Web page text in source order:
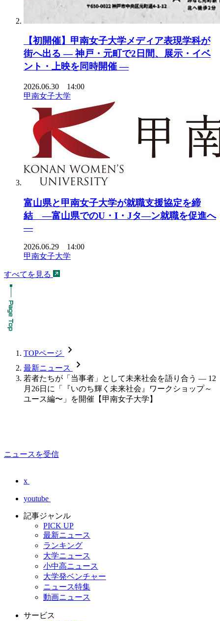
【初開催】甲南女子大学メディア表現学科が
街へ出る ― 神戸・元町で2日間、展示・イベ
ント・上映を同時開催 ―
2026.06.30 14:00
甲南女子大学
富山県と甲南女子大学が就職支援協定を締
結 ―富山県でのU・I・Jタ―ン就職を促進へ
―
2026.06.29 14:00
甲南女子大学
すべてを見る
TOPページ chevron_forward
最新ニュース chevron_forward
若者たちが「当事者」として未来社会を語り合う — 12
月26日に「『いのち輝く未来社会』ワークショップ～
ユース編〜」を開催【甲南女子大学】
ニュースを受信
x
youtube
記事ジャンル
PICK UP
最新ニュース
ランキング
大学ニュース
小中高ニュース
大学発ベンチャー
ニュース特集
動画ニュース
サービス